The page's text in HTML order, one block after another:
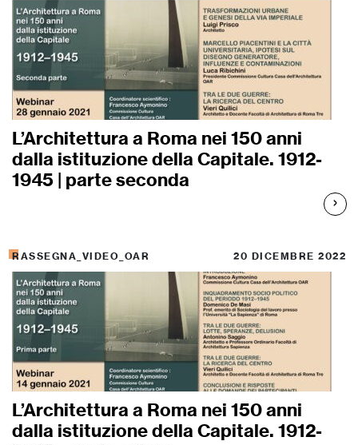
L’Architettura a Roma nei 150 anni
dalla istituzione della Capitale. 1912-
1945 | parte seconda
RASSEGNA_VIDEO_OAR 20 DICEMBRE 2022
L’Architettura a Roma nei 150 anni
dalla istituzione della Capitale. 1912-